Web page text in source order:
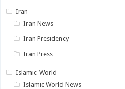
Iran
Iran News
Iran Presidency
Iran Press
Islamic-World
Islamic World News